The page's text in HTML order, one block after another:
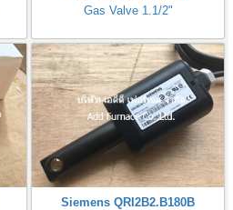
Gas Valve 1.1/2"
Siemens QRI2B2.B180B